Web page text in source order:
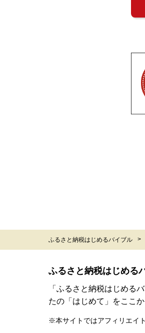
ふるさと納税はじめるバイブル
ふるさと納税はじめる
「ふるさと納税はじめる
たの「はじめて」をここか
※本サイトではアフィリエイ